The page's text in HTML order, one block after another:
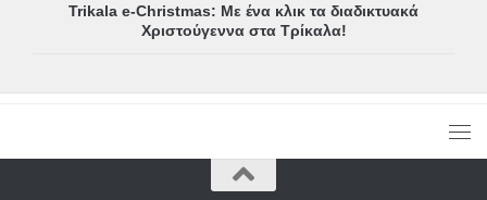
Trikala e-Christmas: Με ένα κλικ τα διαδικτυακά
Χριστούγεννα στα Τρίκαλα!